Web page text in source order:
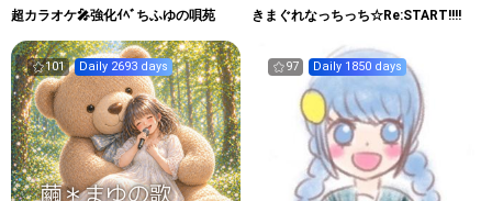
超カラオケ🎤強化ｲﾍﾞちふゆの唄苑 きまぐれなっちっち☆Re:START!!!!
101 Daily 2693 days 97 Daily 1850 days